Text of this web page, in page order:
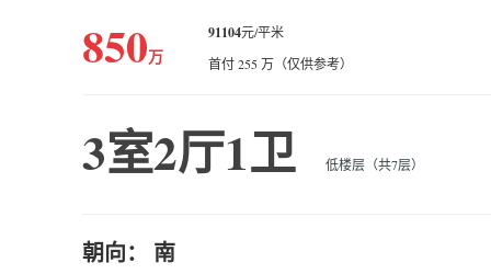
850万
91104元/平米
首付 255 万（仅供参考）
3室2厅1卫 低楼层（共7层）
朝向： 南